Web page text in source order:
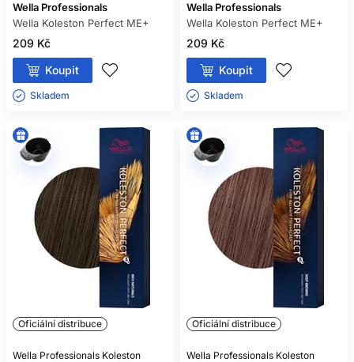
Wella Professionals
Wella Koleston Perfect ME+
209 Kč
Koupit
Skladem ㅤ
Wella Professionals
Wella Koleston Perfect ME+
209 Kč
Koupit
Skladem ㅤ
Oficiální distribuce
Wella Professionals Koleston
Oficiální distribuce
Wella Professionals Koleston